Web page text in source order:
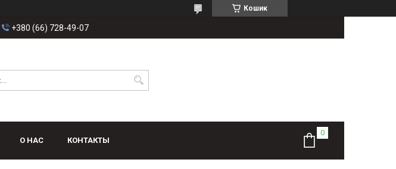
Кошик
+380 (66) 728-49-07
О НАС КОНТАКТЫ